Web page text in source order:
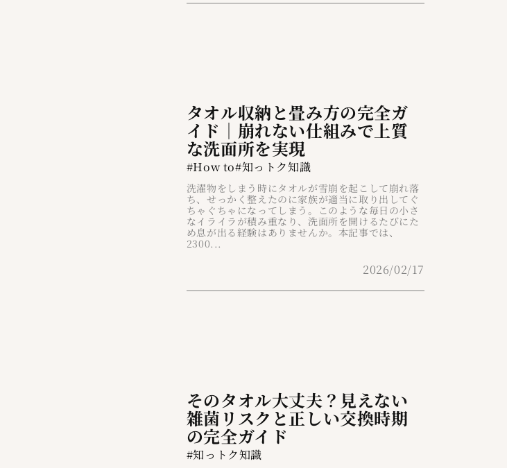
タオル収納と畳み方の完全ガ
イド｜崩れない仕組みで上質
な洗面所を実現
#How to#知っトク知識
洗濯物をしまう時にタオルが雪崩を起こして崩れ落
ち、せっかく整えたのに家族が適当に取り出してぐ
ちゃぐちゃになってしまう。このような毎日の小さ
なイライラが積み重なり、洗面所を開けるたびにた
め息が出る経験はありませんか。本記事では、
2300...
2026/02/17
そのタオル大丈夫？見えない
雑菌リスクと正しい交換時期
の完全ガイド
#知っトク知識